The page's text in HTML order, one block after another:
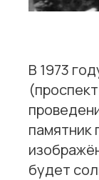
В 1973
памятник
будет